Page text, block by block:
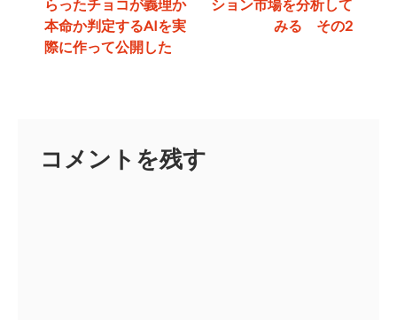
らったチョコが義理か
本命か判定するAIを実
際に作って公開した
ション市場を分析して
みる その2
コメントを残す